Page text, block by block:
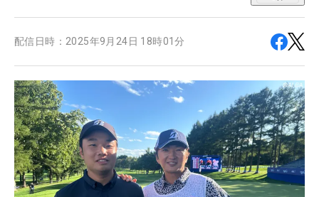
配信日時： 2025年9月24日 18時01分